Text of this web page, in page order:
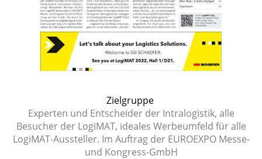
Zielgruppe
Experten und Entscheider der Intralogistik, alle
Besucher der LogiMAT, ideales Werbeumfeld für alle
LogiMAT-Aussteller. Im Auftrag der EUROEXPO Messe-
und Kongress-GmbH